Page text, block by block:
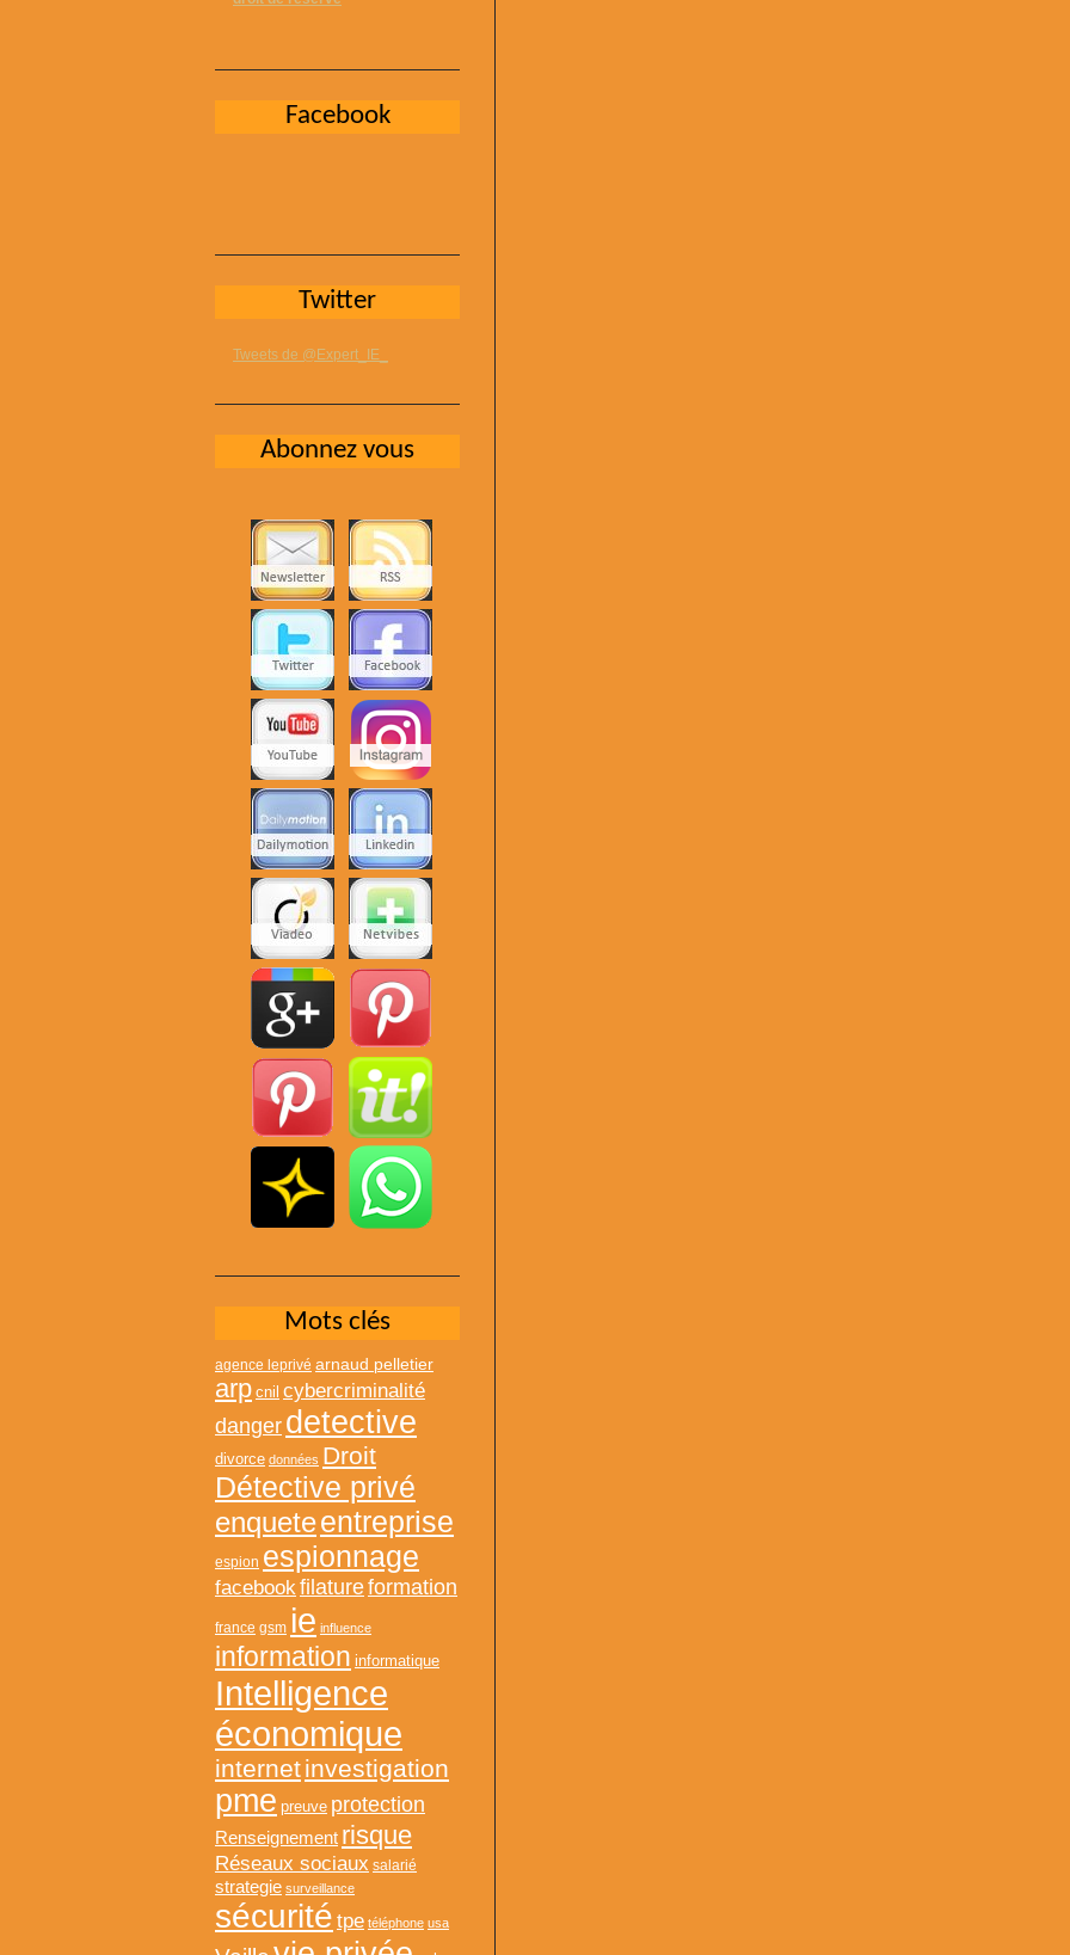
Facebook
Twitter
Tweets de @Expert_IE_
Abonnez vous
Mots clés
agence leprivé arnaud pelletier
arp cnil cybercriminalité
danger detective
divorce données Droit
Détective privé
enqueteentreprise
espion espionnage
facebookfilatureformation
france gsm ie influence
information informatique
Intelligence
économique
internetinvestigation
pme preuve protection
Renseignement risque
Réseaux sociaux salarié
strategie surveillance
sécurité tpe téléphone usa